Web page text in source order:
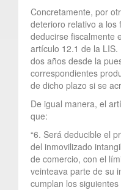
Concretamente, por
deterioro relativo a los
deducirse fiscalmente
artículo 12.1 de la
dos años desde la
correspondientes
de dicho plazo si se
De igual manera, el
que:
“6. Será deducible el
del inmovilizado
de comercio, con el
veinteava parte de su
cumplan los